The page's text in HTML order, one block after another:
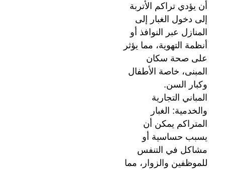
أن يؤدي تراكم الأتربة
إلى دخول الغبار إلى
المنازل عبر النوافذ أو
أنظمة التهوية، مما يؤثر
على صحة سكان
المبنى، خاصة الأطفال
وكبار السن.
المباني التجارية
والخدمية: الغبار
المتراكم يمكن أن
يسبب حساسية أو
مشاكل في التنفس
للموظفين والزوار، مما